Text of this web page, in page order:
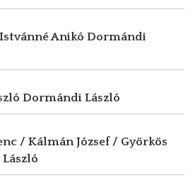
Anikó Dormándi
Dormándi László
/ Kálmán József / Györkös